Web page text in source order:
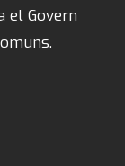
el Govern